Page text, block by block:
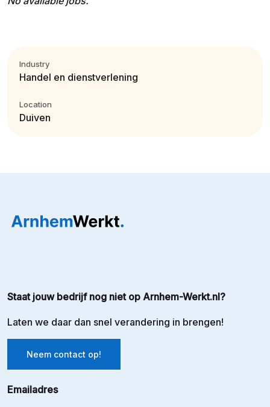
Industry
Handel en dienstverlening
Location
Duiven
Staat jouw bedrijf nog niet op Arnhem-Werkt.nl?
Laten we daar dan snel verandering in brengen!
Neem contact op!
Emailadres